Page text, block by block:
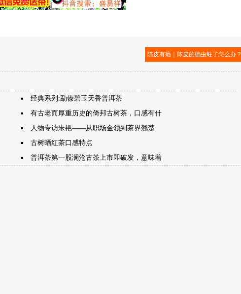
陈皮有瘾｜陈皮的确虫蛀了怎么办？
经典系列:勐傣碧玉天香普洱茶
有古老而厚重历史的倚邦古树茶，口感有什
人物专访朱艳——从职场金领到茶界翘楚
古树晒红茶口感特点
普洱茶第一股澜沧古茶上市即破发，意味着